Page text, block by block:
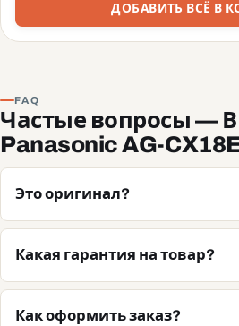
ДОБАВИТЬ ВСЁ В
FAQ
Частые вопросы —
Panasonic AG-
Это оригинал?
Какая гарантия на товар?
Как оформить заказ?